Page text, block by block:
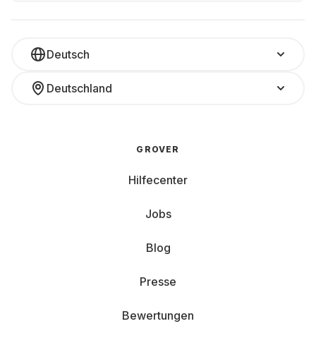
Deutsch
Deutschland
GROVER
Hilfecenter
Jobs
Blog
Presse
Bewertungen